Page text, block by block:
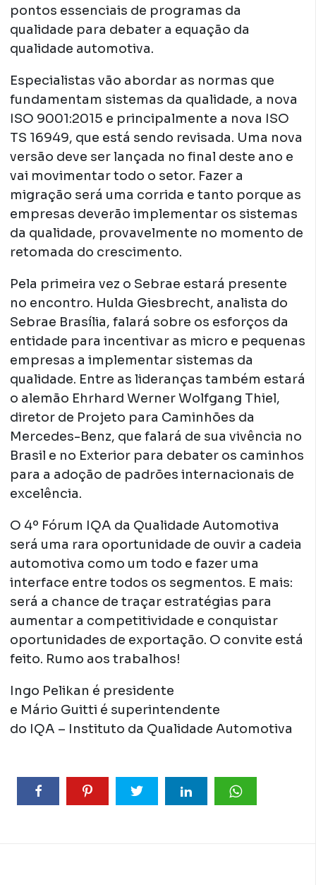
pontos essenciais de programas da
qualidade para debater a equação da
qualidade automotiva.
Especialistas vão abordar as normas que
fundamentam sistemas da qualidade, a nova
ISO 9001:2015 e principalmente a nova ISO
TS 16949, que está sendo revisada. Uma nova
versão deve ser lançada no final deste ano e
vai movimentar todo o setor. Fazer a
migração será uma corrida e tanto porque as
empresas deverão implementar os sistemas
da qualidade, provavelmente no momento de
retomada do crescimento.
Pela primeira vez o Sebrae estará presente
no encontro. Hulda Giesbrecht, analista do
Sebrae Brasília, falará sobre os esforços da
entidade para incentivar as micro e pequenas
empresas a implementar sistemas da
qualidade. Entre as lideranças também estará
o alemão Ehrhard Werner Wolfgang Thiel,
diretor de Projeto para Caminhões da
Mercedes-Benz, que falará de sua vivência no
Brasil e no Exterior para debater os caminhos
para a adoção de padrões internacionais de
excelência.
O 4º Fórum IQA da Qualidade Automotiva
será uma rara oportunidade de ouvir a cadeia
automotiva como um todo e fazer uma
interface entre todos os segmentos. E mais:
será a chance de traçar estratégias para
aumentar a competitividade e conquistar
oportunidades de exportação. O convite está
feito. Rumo aos trabalhos!
Ingo Pelikan é presidente
e Mário Guitti é superintendente
do IQA – Instituto da Qualidade Automotiva